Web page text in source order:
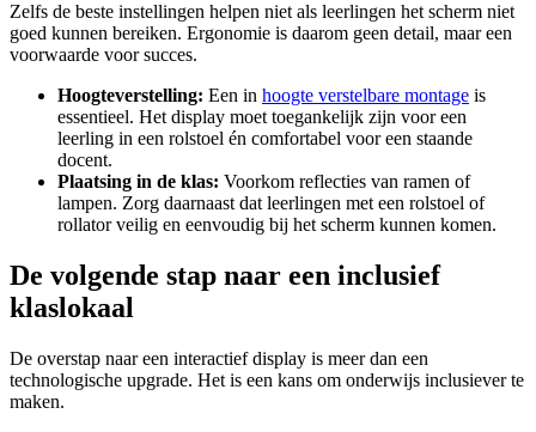
Zelfs de beste instellingen helpen niet als leerlingen het scherm niet
goed kunnen bereiken. Ergonomie is daarom geen detail, maar een
voorwaarde voor succes.
Hoogteverstelling: Een in hoogte verstelbare montage is
essentieel. Het display moet toegankelijk zijn voor een
leerling in een rolstoel én comfortabel voor een staande
docent.
Plaatsing in de klas: Voorkom reflecties van ramen of
lampen. Zorg daarnaast dat leerlingen met een rolstoel of
rollator veilig en eenvoudig bij het scherm kunnen komen.
De volgende stap naar een inclusief
klaslokaal
De overstap naar een interactief display is meer dan een
technologische upgrade. Het is een kans om onderwijs inclusiever te
maken.